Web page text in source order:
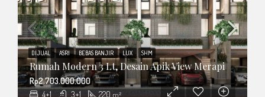
Rumah Modern 3 Lt, Desain Apik View Merapi
4+1 3+1 220 m²
Rp2.703.000.000
DIJUAL ASRI BEBAS BANJIR LUX SHM